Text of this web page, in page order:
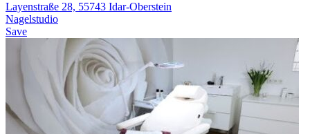
Layenstraße 28, 55743 Idar-Oberstein
Nagelstudio
Save